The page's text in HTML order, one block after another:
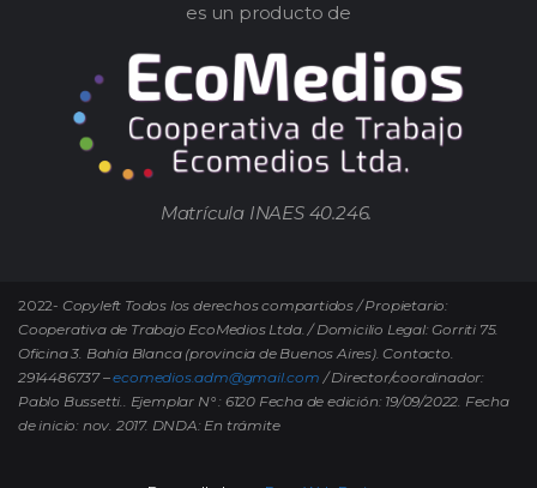
es un producto de
Matrícula INAES 40.246.
2022- Copyleft Todos los derechos compartidos / Propietario:
Cooperativa de Trabajo EcoMedios Ltda. / Domicilio Legal: Gorriti 75.
Oficina 3. Bahía Blanca (provincia de Buenos Aires). Contacto.
2914486737 –ecomedios.adm@gmail.com / Director/coordinador:
Pablo Bussetti.. Ejemplar N° : 6120 Fecha de edición: 19/09/2022. Fecha
de inicio: nov. 2017. DNDA: En trámite